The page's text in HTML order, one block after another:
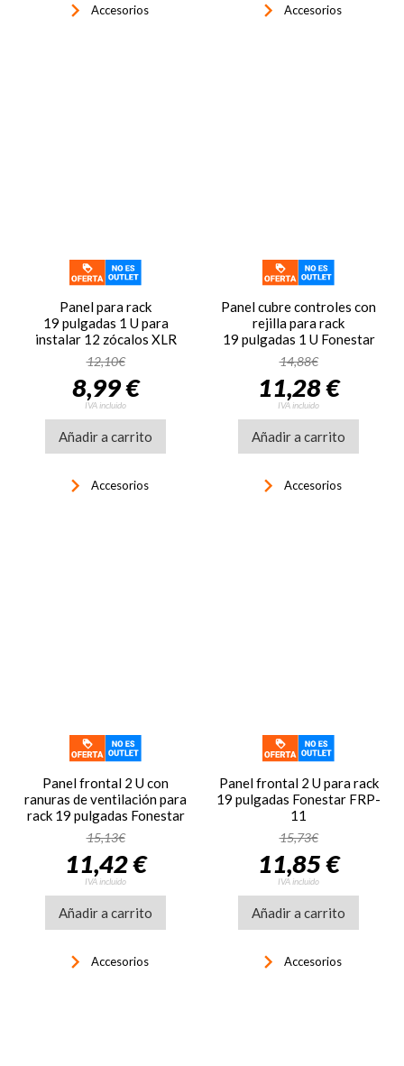
keyboard_arrow_right Accesorios keyboard_arrow_right Accesorios
Panel para rack
19 pulgadas 1 U para
instalar 12 zócalos XLR
Fonestar FRP-31XLR
12,10€
8,99 €
IVA incluido
Añadir a carrito
keyboard_arrow_right Accesorios
Panel cubre controles con
rejilla para rack
19 pulgadas 1 U Fonestar
FRP-45M
14,88€
11,28 €
IVA incluido
Añadir a carrito
keyboard_arrow_right Accesorios
Panel frontal 2 U con
ranuras de ventilación para
rack 19 pulgadas Fonestar
FRP-11VEN
15,13€
11,42 €
IVA incluido
Añadir a carrito
keyboard_arrow_right Accesorios
Panel frontal 2 U para rack
19 pulgadas Fonestar FRP-
11
15,73€
11,85 €
IVA incluido
Añadir a carrito
keyboard_arrow_right Accesorios